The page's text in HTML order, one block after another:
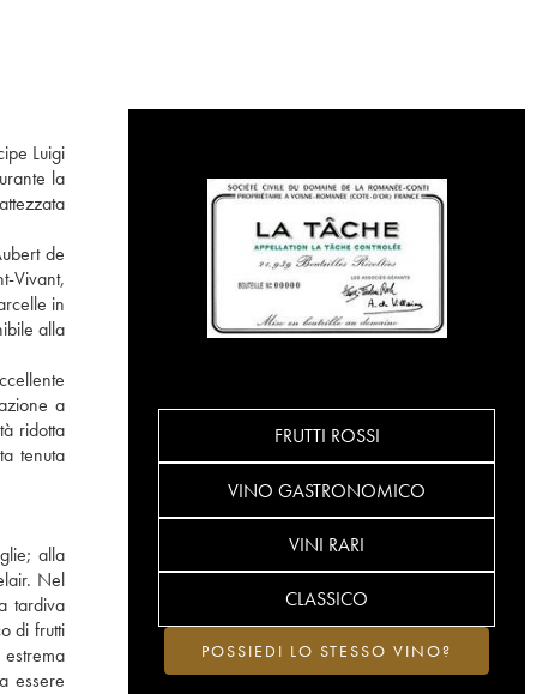
Luigi
la
de
Vivant,
in
alla
a
ridotta
tenuta
alla
Nel
tardiva
di frutti
essere
FRUTTI ROSSI
VINO GASTRONOMICO
VINI RARI
CLASSICO
POSSIEDI LO STESSO VINO?